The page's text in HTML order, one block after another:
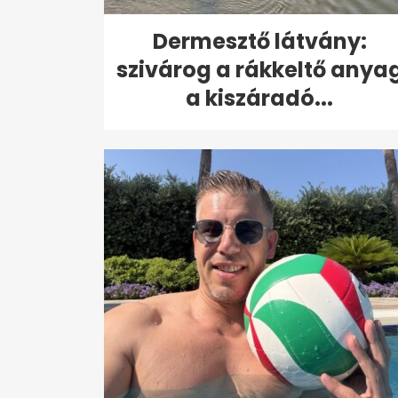
Dermesztő látvány:
szivárog a rákkeltő
a kiszáradó...